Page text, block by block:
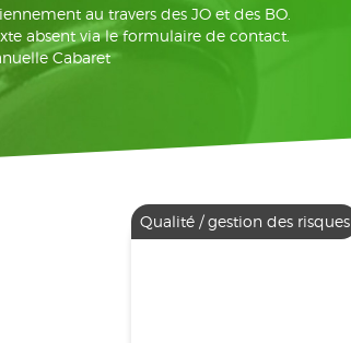
au travers des JO et des BO.
absent via le formulaire de contact.
Cabaret
Qualité / gestion des risques